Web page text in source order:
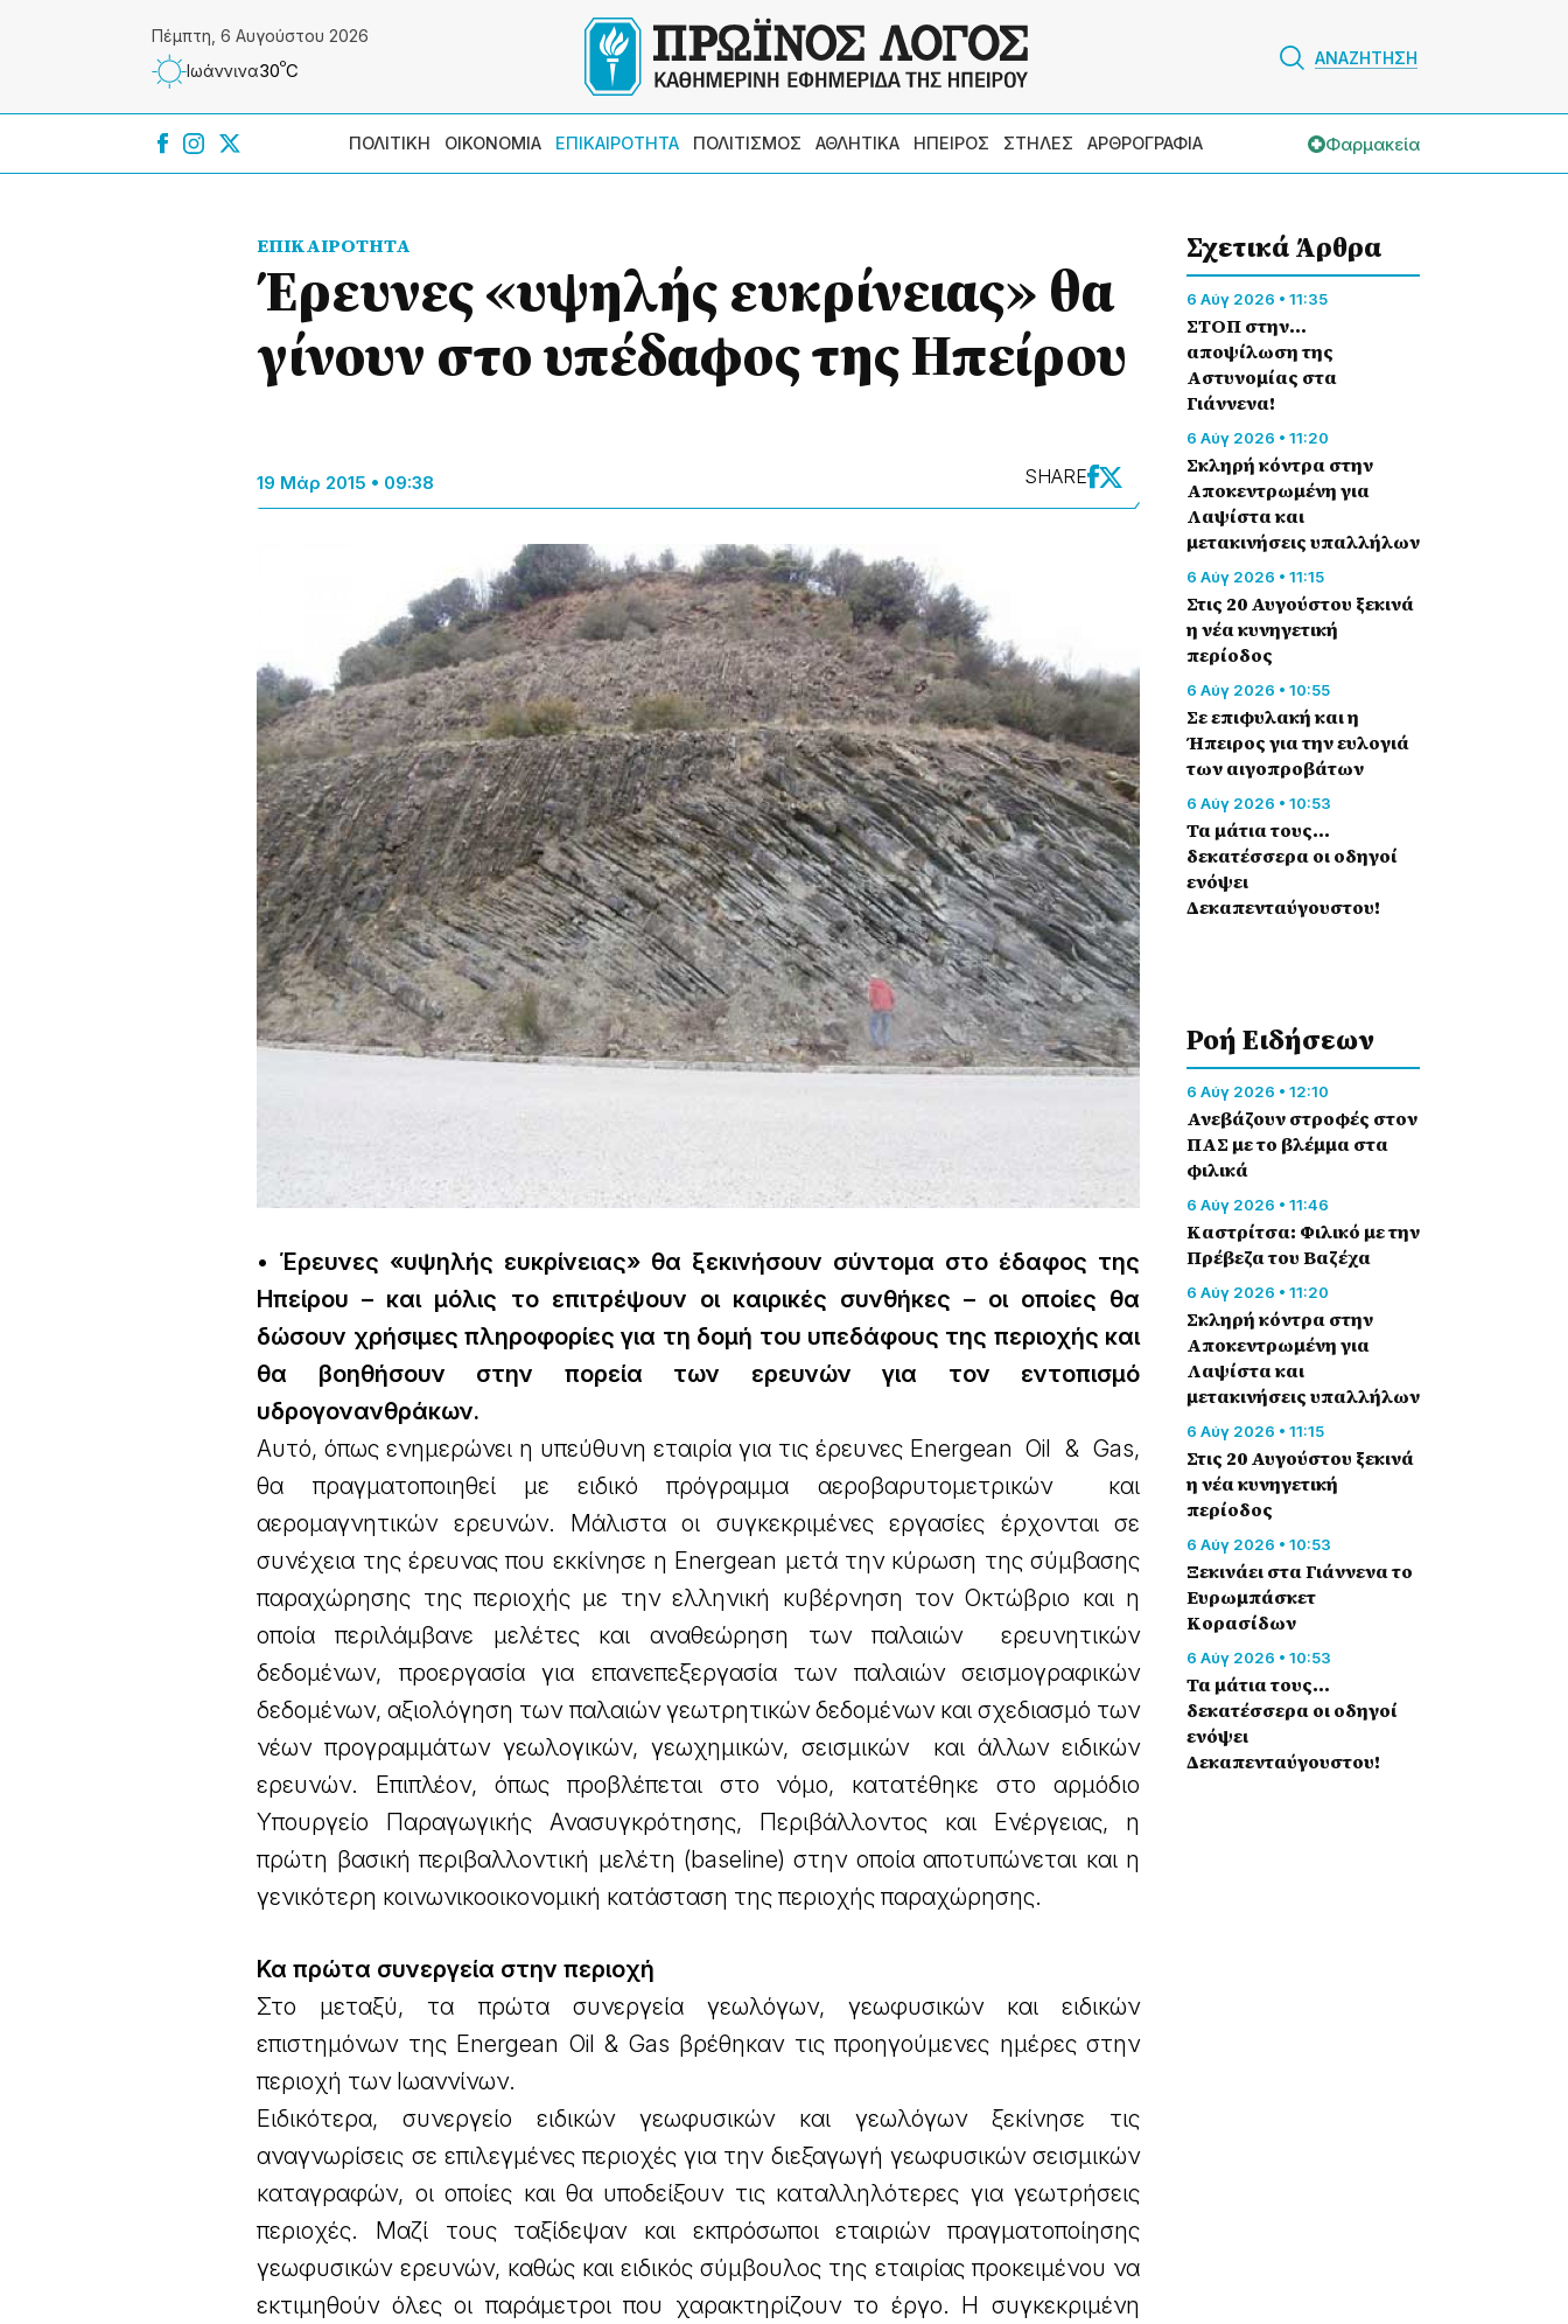
Πέμπτη, 6 Αυγούστου 2026
Ιωάννɩνα30ºC
ΑΝΑΖΗΤΗΣΗ
ΠΟΛΙΤΙΚΗ ΟΙΚΟΝΟΜΙΑ ΕΠΙΚΑΙΡΟΤΗΤΑ ΠΟΛΙΤΙΣΜΟΣ ΑΘΛΗΤΙΚΑ ΗΠΕΙΡΟΣ ΣΤΗΛΕΣ ΑΡΘΡΟΓΡΑΦΙΑ Φαρμακεία
ΕΠΙΚΑΙΡΟΤΗΤΑ
Έρευνες «υψηλής ευκρίνειας» θα
γίνουν στο υπέδαφος της Ηπείρου
19 Μάρ 2015 • 09:38 SHARE
• Έρευνες «υψηλής ευκρίνειας» θα ξεκινήσουν σύντομα στο έδαφος της
Ηπείρου – και μόλις το επιτρέψουν οι καιρικές συνθήκες – οι οποίες θα
δώσουν χρήσιμες πληροφορίες για τη δομή του υπεδάφους της περιοχής και
θα βοηθήσουν στην πορεία των ερευνών για τον εντοπισμό
υδρογονανθράκων.
Αυτό, όπως ενημερώνει η υπεύθυνη εταιρία για τις έρευνες Energean Oil & Gas,
θα πραγματοποιηθεί με ειδικό πρόγραμμα αεροβαρυτομετρικών και
αερομαγνητικών ερευνών. Μάλιστα οι συγκεκριμένες εργασίες έρχονται σε
συνέχεια της έρευνας που εκκίνησε η Energean μετά την κύρωση της σύμβασης
παραχώρησης της περιοχής με την ελληνική κυβέρνηση τον Οκτώβριο και η
οποία περιλάμβανε μελέτες και αναθεώρηση των παλαιών ερευνητικών
δεδομένων, προεργασία για επανεπεξεργασία των παλαιών σεισμογραφικών
δεδομένων, αξιολόγηση των παλαιών γεωτρητικών δεδομένων και σχεδιασμό των
νέων προγραμμάτων γεωλογικών, γεωχημικών, σεισμικών και άλλων ειδικών
ερευνών. Επιπλέον, όπως προβλέπεται στο νόμο, κατατέθηκε στο αρμόδιο
Υπουργείο Παραγωγικής Ανασυγκρότησης, Περιβάλλοντος και Ενέργειας, η
πρώτη βασική περιβαλλοντική μελέτη (baseline) στην οποία αποτυπώνεται και η
γενικότερη κοινωνικοοικονομική κατάσταση της περιοχής παραχώρησης.
Κα πρώτα συνεργεία στην περιοχή
Στο μεταξύ, τα πρώτα συνεργεία γεωλόγων, γεωφυσικών και ειδικών
επιστημόνων της Energean Oil & Gas βρέθηκαν τις προηγούμενες ημέρες στην
περιοχή των Ιωαννίνων.
Ειδικότερα, συνεργείο ειδικών γεωφυσικών και γεωλόγων ξεκίνησε τις
αναγνωρίσεις σε επιλεγμένες περιοχές για την διεξαγωγή γεωφυσικών σεισμικών
καταγραφών, οι οποίες και θα υποδείξουν τις καταλληλότερες για γεωτρήσεις
περιοχές. Μαζί τους ταξίδεψαν και εκπρόσωποι εταιριών πραγματοποίησης
γεωφυσικών ερευνών, καθώς και ειδικός σύμβουλος της εταιρίας προκειμένου να
εκτιμηθούν όλες οι παράμετροι που χαρακτηρίζουν το έργο. Η συγκεκριμένη
Σχετικά Άρθρα
6 Αύγ 2026 • 11:35
ΣΤΟΠ στην…
αποψίλωση της
Αστυνομίας στα
Γιάννενα!
6 Αύγ 2026 • 11:20
Σκληρή κόντρα στην
Αποκεντρωμένη για
Λαψίστα και
μετακινήσεις υπαλλήλων
6 Αύγ 2026 • 11:15
Στις 20 Αυγούστου ξεκινά
η νέα κυνηγετική
περίοδος
6 Αύγ 2026 • 10:55
Σε επιφυλακή και η
Ήπειρος για την ευλογιά
των αιγοπροβάτων
6 Αύγ 2026 • 10:53
Τα μάτια τους…
δεκατέσσερα οι οδηγοί
ενόψει
Δεκαπενταύγουστου!
Ροή Eιδήσεων
6 Αύγ 2026 • 12:10
Ανεβάζουν στροφές στον
ΠΑΣ με το βλέμμα στα
φιλικά
6 Αύγ 2026 • 11:46
Καστρίτσα: Φιλικό με την
Πρέβεζα του Βαζέχα
6 Αύγ 2026 • 11:20
Σκληρή κόντρα στην
Αποκεντρωμένη για
Λαψίστα και
μετακινήσεις υπαλλήλων
6 Αύγ 2026 • 11:15
Στις 20 Αυγούστου ξεκινά
η νέα κυνηγετική
περίοδος
6 Αύγ 2026 • 10:53
Ξεκινάει στα Γιάννενα το
Ευρωμπάσκετ
Κορασίδων
6 Αύγ 2026 • 10:53
Τα μάτια τους…
δεκατέσσερα οι οδηγοί
ενόψει
Δεκαπενταύγουστου!